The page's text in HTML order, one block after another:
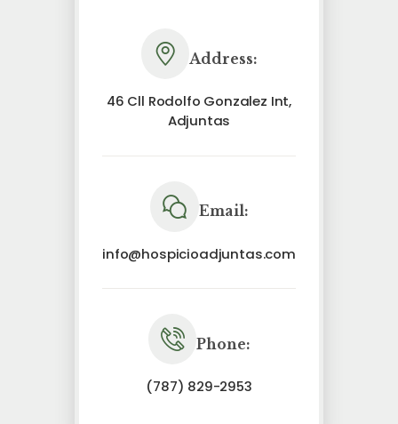
Address:
46 Cll Rodolfo Gonzalez Int,
Adjuntas
Email:
info@hospicioadjuntas.com
Phone:
(787) 829-2953